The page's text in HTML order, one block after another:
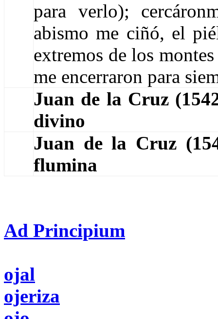
para verlo);
abismo me ciñó, el
extremos de los
me encerraron para
Juan de la Cruz
divino
Juan de la Cruz
flumina
Ad Principium
ojal
ojeriza